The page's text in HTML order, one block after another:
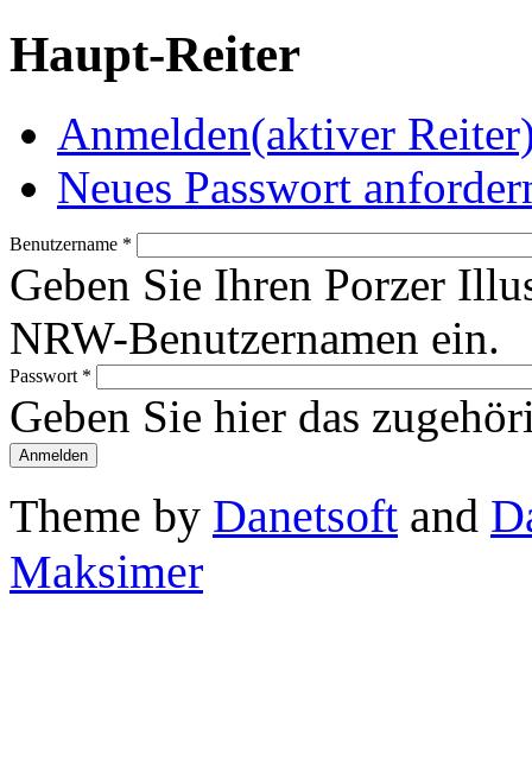
Haupt-Reiter
Anmelden(aktiver
Neues Passwort
Benutzername *
Geben Sie Ihren Porzer
NRW-Benutzernamen ein.
Passwort *
Geben Sie hier das
Theme by Danetsoft and
Maksimer